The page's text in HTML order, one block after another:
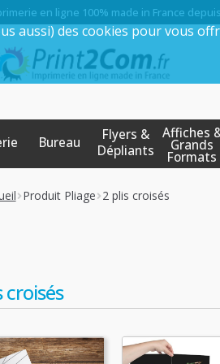
en ligne 100% made in France
Bureau
Flyers &
Dépliants
Affiches
Grands
Formats
Produit Pliage 2 plis croisés
croisés
aussi) des cookies pour vous